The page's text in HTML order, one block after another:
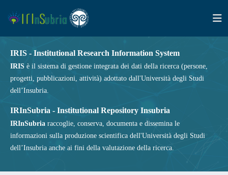
IRIS - Institutional Research Information System
IRIS è il sistema di gestione integrata dei dati della ricerca (persone,
progetti, pubblicazioni, attività) adottato dall'Università degli Studi
dell’Insubria.
IRInSubria - Institutional Repository Insubria
IRInSubria raccoglie, conserva, documenta e dissemina le
informazioni sulla produzione scientifica dell'Università degli Studi
dell’Insubria anche ai fini della valutazione della ricerca.